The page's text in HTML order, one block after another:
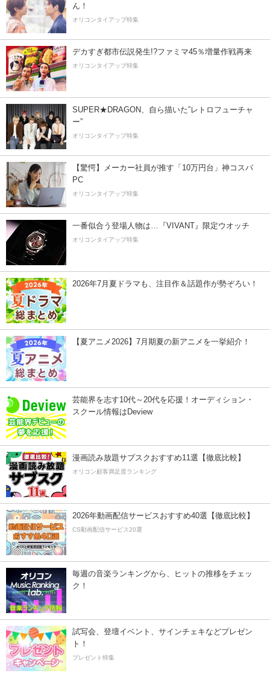
ん！
オリコンタイアップ特集
デカすぎ都市伝説発生!?ファミマ45％増量作戦再来
オリコンタイアップ特集
SUPER★DRAGON、自ら描いた”レトロフューチャ
ー”
オリコンタイアップ特集
【驚愕】メーカー社員が推す「10万円台」神コスパ
PC
オリコンタイアップ特集
一番似合う登場人物は…『VIVANT』限定ウオッチ
オリコンタイアップ特集
2026年7月夏ドラマも、注目作＆話題作が勢ぞろい！
【夏アニメ2026】7月期夏の新アニメを一挙紹介！
芸能界を志す10代～20代を応援！オーディション・
スクール情報はDeview
漫画読み放題サブスクおすすめ11選【徹底比較】
オリコン顧客満足度ランキング
2026年動画配信サービスおすすめ40選【徹底比較】
CS動画配信サービス20選
毎週の音楽ランキングから、ヒットの推移をチェッ
ク！
試写会、登壇イベント、サインチェキなどプレゼン
ト！
プレゼント特集